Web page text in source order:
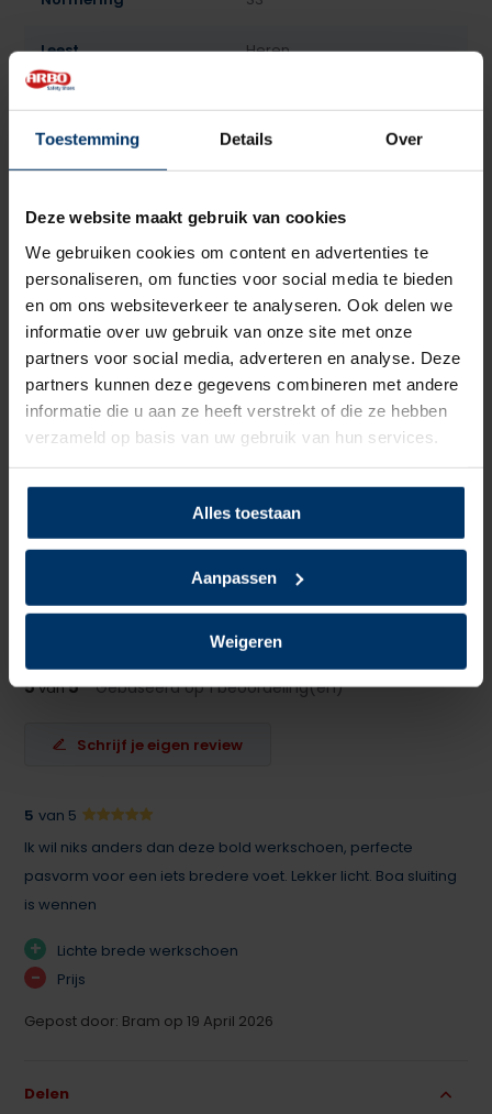
Toestemming Details Over
Deze website maakt gebruik van cookies
We gebruiken cookies om content en advertenties te
personaliseren, om functies voor social media te bieden
en om ons websiteverkeer te analyseren. Ook delen we
informatie over uw gebruik van onze site met onze
partners voor social media, adverteren en analyse. Deze
partners kunnen deze gegevens combineren met andere
informatie die u aan ze heeft verstrekt of die ze hebben
verzameld op basis van uw gebruik van hun services.
Alles toestaan
Aanpassen
Weigeren
Leest Heren
Sluiting Boa
Voering Textiel
Neusbeveiliging Kunststof
Zoolbeveiliging Kunststof
Zoolmateriaal TPU/PU
Overige specificaties ESD, Kruipneus, Veganistisch
Kleur Zwart
Beoordelingen
5van5 Gebaseerd op 1 beoordeling(en)
Schrijf je eigen review
5 van 5
Ik wil niks anders dan deze bold werkschoen, perfecte
pasvorm voor een iets bredere voet. Lekker licht. Boa sluiting
is wennen
+ Lichte brede werkschoen
-
Prijs
Gepost door: Bram op 19 April 2026
Delen